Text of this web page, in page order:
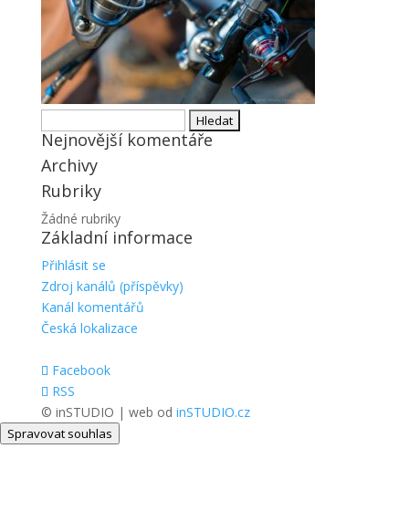
Nejnovější komentáře
Archivy
Rubriky
Žádné rubriky
Základní informace
Přihlásit se
Zdroj kanálů (příspěvky)
Kanál komentářů
Česká lokalizace
Facebook
RSS
© inSTUDIO | web od inSTUDIO.cz
Spravovat souhlas